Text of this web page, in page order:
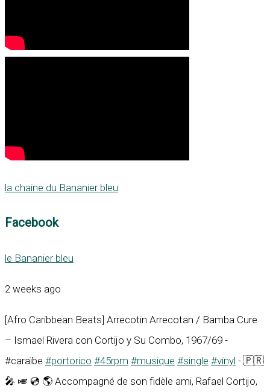
la chaine du Bananier bleu
Facebook
le Bananier bleu
2 weeks ago
[Afro Caribbean Beats] Arrecotin Arrecotan / Bamba Cure
– Ismael Rivera con Cortijo y Su Combo, 1967/69 -
#caraïbe #portorico #45rpm #musique #single #vinyl - 🇵🇷
🎤 🎺 💿 🌎 Accompagné de son fidèle ami, Rafael Cortijo,